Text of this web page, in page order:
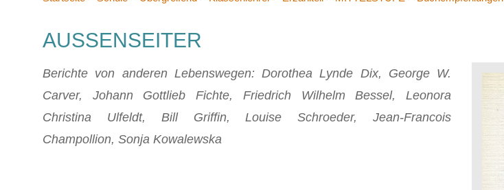
AUSSENSEITER
Berichte von anderen Lebenswegen: Dorothea Lynde Dix, George W.
Carver, Johann Gottlieb Fichte, Friedrich Wilhelm Bessel, Leonora
Christina Ulfeldt, Bill Griffin, Louise Schroeder, Jean-Francois
Champollion, Sonja Kowalewska